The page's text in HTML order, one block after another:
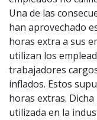
Una de las
han aprovechado
horas extra a sus
utilizan los
trabajadores
inflados. Estos
horas extras.
utilizada en la